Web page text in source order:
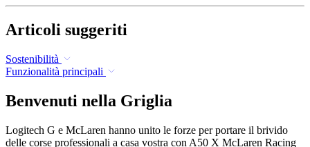
Articoli suggeriti
Sostenibilità
Funzionalità principali
Benvenuti nella Griglia
Logitech G e McLaren hanno unito le forze per portare il brivido
delle corse professionali a casa vostra con A50 X McLaren Racing